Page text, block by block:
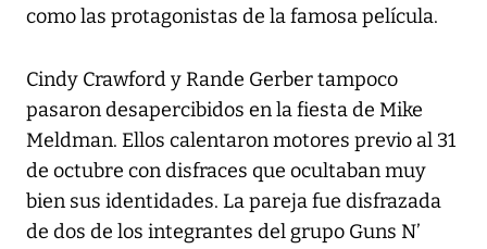
como las protagonistas de la famosa película.
Cindy Crawford y Rande Gerber tampoco
pasaron desapercibidos en la fiesta de Mike
Meldman. Ellos calentaron motores previo al 31
de octubre con disfraces que ocultaban muy
bien sus identidades. La pareja fue disfrazada
de dos de los integrantes del grupo Guns N’